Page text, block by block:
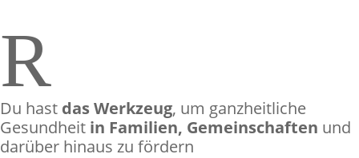
R
Du hast das Werkzeug, um ganzheitliche
Gesundheit in Familien, Gemeinschaften und
darüber hinaus zu fördern